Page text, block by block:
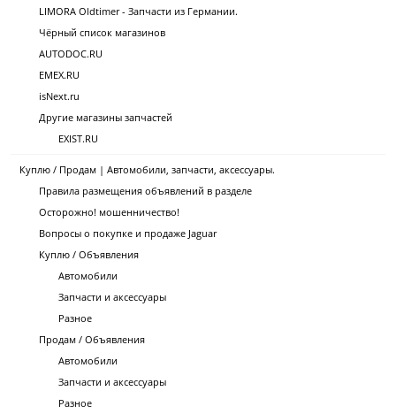
LIMORA Oldtimer - Запчасти из Германии.
Чёрный список магазинов
AUTODOC.RU
EMEX.RU
isNext.ru
Другие магазины запчастей
EXIST.RU
Куплю / Продам | Автомобили, запчасти, аксессуары.
Правила размещения объявлений в разделе
Осторожно! мошенничество!
Вопросы о покупке и продаже Jaguar
Куплю / Объявления
Автомобили
Запчасти и аксессуары
Разное
Продам / Объявления
Автомобили
Запчасти и аксессуары
Разное